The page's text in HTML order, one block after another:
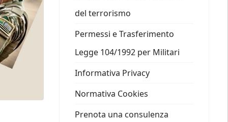
del terrorismo
Permessi e Trasferimento
Legge 104/1992 per Militari
Informativa Privacy
Normativa Cookies
Prenota una consulenza